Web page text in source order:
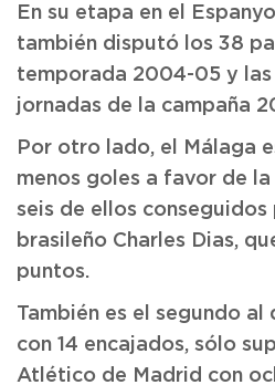
En su etapa en el
también disputó los 38
temporada 2004-05 y las
jornadas de la campaña
Por otro lado, el Málaga
menos goles a favor de la
seis de ellos
brasileño Charles Dias,
puntos.
También es el segundo al
con 14 encajados, sólo
Atlético de Madrid con